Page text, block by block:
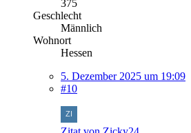
375
Geschlecht
Männlich
Wohnort
Hessen
5. Dezember 2025 um 19:09
#10